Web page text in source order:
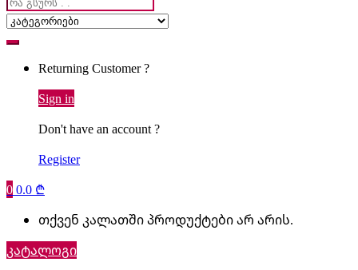
Returning Customer ?
Sign in
Don't have an account ?
Register
00.0 ₾
თქვენ კალათში პროდუქტები არ არის.
კატალოგი